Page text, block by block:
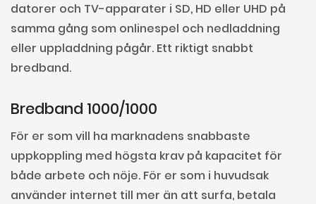
datorer och TV-apparater i SD, HD eller UHD på
samma gång som onlinespel och nedladdning
eller uppladdning pågår. Ett riktigt snabbt
bredband.
Bredband 1000/1000
För er som vill ha marknadens snabbaste
uppkoppling med högsta krav på kapacitet för
både arbete och nöje. För er som i huvudsak
använder internet till mer än att surfa, betala